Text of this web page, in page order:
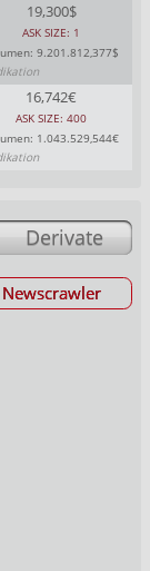
19,300$
ASK SIZE: 1
9.201.812,377$
16,742€
ASK SIZE: 400
1.043.529,544€
Derivate
Newscrawler